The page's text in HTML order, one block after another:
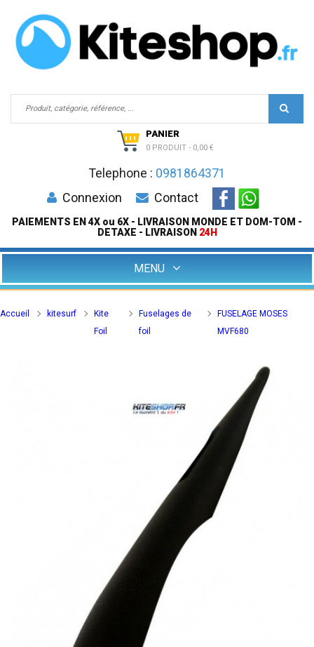
PANIER
0 PRODUIT - 0,00 €
Telephone : 0981864371
Connexion
Contact
PAIEMENTS EN 4X ou 6X - LIVRAISON MONDE ET DOM-TOM -
DETAXE - LIVRAISON 24H
MENU
Accueil kitesurf
Kite
Foil
Fuselages de
foil
FUSELAGE MOSES
MVF680